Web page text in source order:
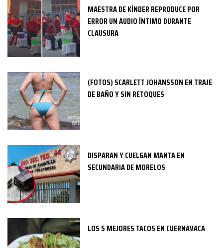
MAESTRA DE KÍNDER REPRODUCE POR
ERROR UN AUDIO ÍNTIMO DURANTE
CLAUSURA
(FOTOS) SCARLETT JOHANSSON EN TRAJE
DE BAÑO Y SIN RETOQUES
DISPARAN Y CUELGAN MANTA EN
SECUNDARIA DE MORELOS
LOS 5 MEJORES TACOS EN CUERNAVACA